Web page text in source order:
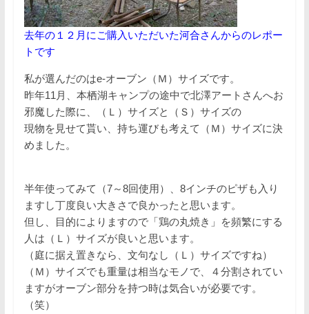
去年の１２月にご購入いただいた河合さんからのレポー
トです
私が選んだのはe-オーブン（Ｍ）サイズです。
昨年11月、本栖湖キャンプの途中で北澤アートさんへお
邪魔した際に、（Ｌ）サイズと（Ｓ）サイズの
現物を見せて貰い、持ち運びも考えて（Ｍ）サイズに決
めました。
半年使ってみて（7～8回使用）、8インチのピザも入り
ますし丁度良い大きさで良かったと思います。
但し、目的によりますので「鶏の丸焼き」を頻繁にする
人は（Ｌ）サイズが良いと思います。
（庭に据え置きなら、文句なし（Ｌ）サイズですね）
（Ｍ）サイズでも重量は相当なモノで、４分割されてい
ますがオーブン部分を持つ時は気合いが必要です。
（笑）